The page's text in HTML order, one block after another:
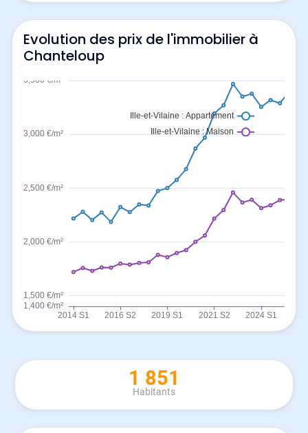
Evolution des prix de l'immobilier à
Chanteloup
1 851
Habitants